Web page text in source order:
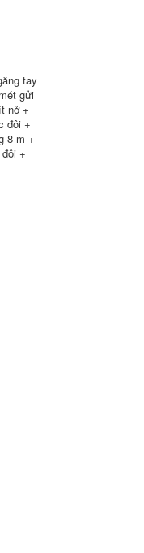
tay
gửi
nở +
đôi +
8 m +
+